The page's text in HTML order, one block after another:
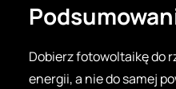
Dobierz fotowoltaikę do
energii, a nie do samej